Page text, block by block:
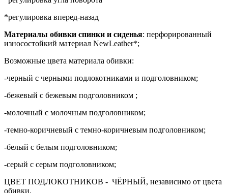
*регулировка вперед-назад
Материалы обивки спинки и сиденья: перфорированный
износостойкий материал NewLeather*;
Возможные цвета материала обивки:
-черный с черными подлокотниками и подголовником;
-бежевый с бежевым подголовником ;
-молочный с молочным подголовником;
-темно-коричневый с темно-коричневым подголовником;
-белый с белым подголовником;
-серый с серым подголовником;
ЦВЕТ ПОДЛОКОТНИКОВ - ЧЁРНЫЙ, независимо от цвета
обивки.